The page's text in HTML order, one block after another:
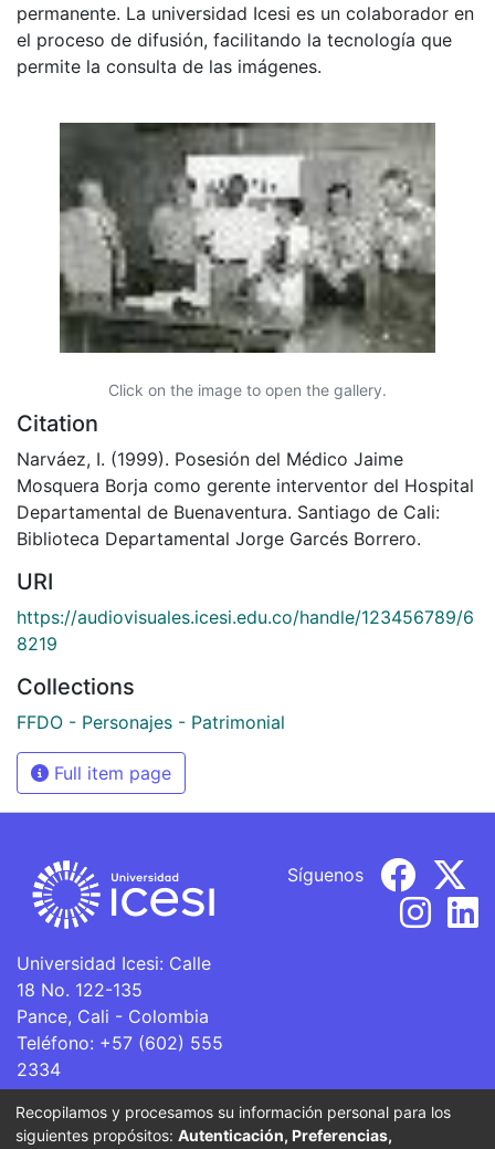
permanente. La universidad Icesi es un colaborador en
el proceso de difusión, facilitando la tecnología que
permite la consulta de las imágenes.
Click on the image to open the gallery.
Citation
Narváez, I. (1999). Posesión del Médico Jaime
Mosquera Borja como gerente interventor del Hospital
Departamental de Buenaventura. Santiago de Cali:
Biblioteca Departamental Jorge Garcés Borrero.
URI
https://audiovisuales.icesi.edu.co/handle/123456789/6
8219
Collections
FFDO - Personajes - Patrimonial
Full item page
Universidad Icesi: Calle
18 No. 122-135
Pance, Cali - Colombia
Teléfono: +57 (602) 555
2334
ventanillaunica@icesi.edu.co
Síguenos
Recopilamos y procesamos su información personal para los
siguientes propósitos: Autenticación, Preferencias,